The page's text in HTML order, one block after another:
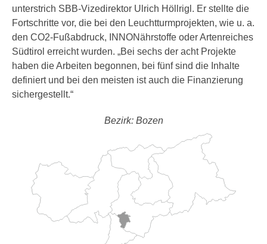
unterstrich SBB-Vizedirektor Ulrich Höllrigl. Er stellte die
Fortschritte vor, die bei den Leuchtturmprojekten, wie u. a.
den CO2-Fußabdruck, INNONährstoffe oder Artenreiches
Südtirol erreicht wurden. „Bei sechs der acht Projekte
haben die Arbeiten begonnen, bei fünf sind die Inhalte
definiert und bei den meisten ist auch die Finanzierung
sichergestellt.“
Bezirk: Bozen